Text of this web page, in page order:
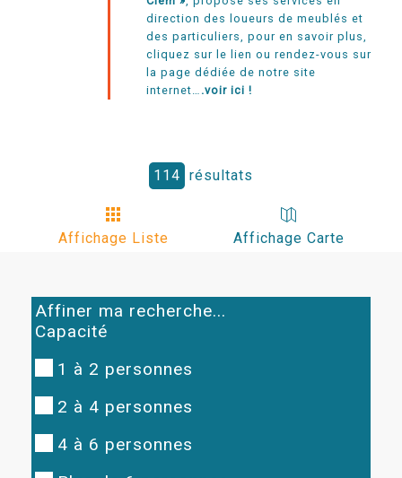
direction des loueurs de meublés et
des particuliers, pour en savoir plus,
cliquez sur le lien ou rendez-vous sur
la page dédiée de notre site
internet… .voir ici !
114 résultats
Affichage Liste Affichage Carte
Affiner ma recherche...
Capacité
1 à 2 personnes
2 à 4 personnes
4 à 6 personnes